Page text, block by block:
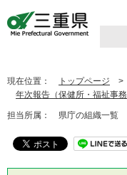
現在位置： トップページ >
年次報告（保健所・福祉事務
担当所属： 県庁の組織一覧